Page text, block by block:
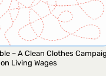
– A Clean Clothes
Living Wages